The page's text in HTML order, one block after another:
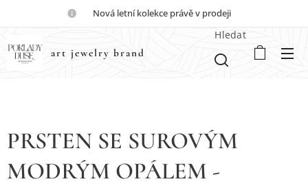
💎Nová letní kolekce právě v prodeji💎
art jewelry brand
Hledat
PRSTEN SE SUROVÝM
MODRÝM OPÁLEM -